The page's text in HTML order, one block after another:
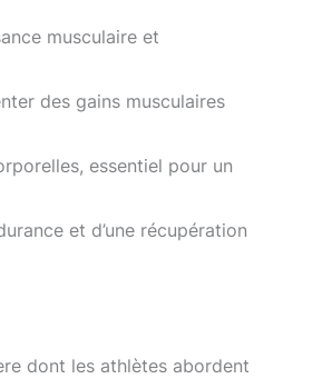
musculaire et
des gains musculaires
essentiel pour un
et d’une récupération
dont les athlètes abordent